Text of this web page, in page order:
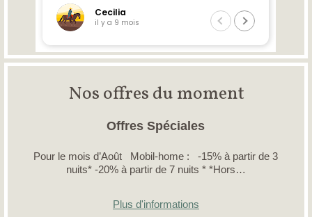
Nos offres du moment
Offres Spéciales
Pour le mois d’Août Mobil-home : -15% à partir de 3
nuits* -20% à partir de 7 nuits * *Hors…
Plus d'informations